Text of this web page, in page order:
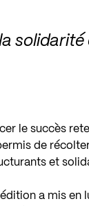
solidarité
le succès
de
et
a mis en